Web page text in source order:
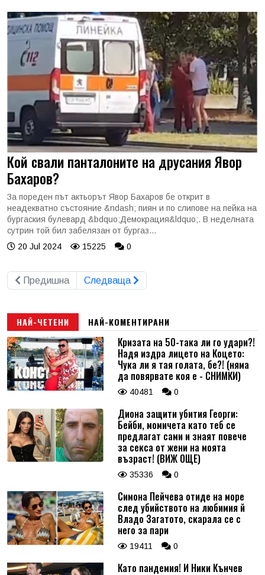
Кой свали панталоните на друсания Явор
Бахаров?
За пореден път актьорът Явор Бахаров бе открит в
неадекватно състояние &ndash; пиян и по слипове на пейка на
бургаския булевард &bdquo;Демокрация&ldquo;. В неделната
сутрин той бил забелязан от бургаз...
20 Jul 2024
15225 0
Предишна Следваща
НАЙ-ЧЕТЕНИ НАЙ-КОМЕНТИРАНИ
Кризата на 50-така ли го удари?!
Надя издра лицето на Коцето:
Чука ли я тая голата, бе?! (няма
да повярвате коя е - СНИМКИ)
40481 0
Диона защити убития Георги:
Бейби, момичета като теб се
предлагат сами и знаят повече
за секса от жени на моята
възраст! (ВИЖ ОЩЕ)
35336 0
Симона Пейчева отиде на море
след убийството на любимия й
Владо Загатото, скарала се с
него за пари
19411 0
Като пандемия! И Ники Кънчев